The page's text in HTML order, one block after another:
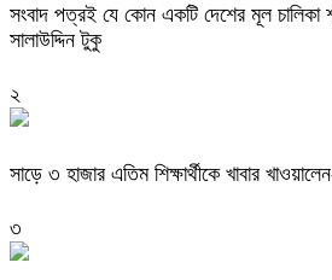
সংবাদ পত্রই যে কোন একটি দেশের মূল চালিকা
সালাউদ্দিন টুকু
২
সাড়ে ৩ হাজার এতিম শিক্ষার্থীকে খাবার
৩